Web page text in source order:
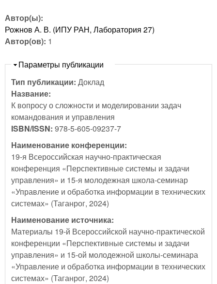
Автор(ы):
Рожнов А. В. (ИПУ РАН, Лаборатория 27)
Автор(ов): 1
Скрыть
Параметры публикации
Тип публикации: Доклад
Название:
К вопросу о сложности и моделировании задач
командования и управления
ISBN/ISSN: 978-5-605-09237-7
Наименование конференции:
19-я Всероссийская научно-практическая
конференция «Перспективные системы и задачи
управления» и 15-я молодежная школа-семинар
«Управление и обработка информации в технических
системах» (Таганрог, 2024)
Наименование источника:
Материалы 19-й Всероссийской научно-практической
конференции «Перспективные системы и задачи
управления» и 15-ой молодежной школы-семинара
«Управление и обработка информации в технических
системах» (Таганрог, 2024)